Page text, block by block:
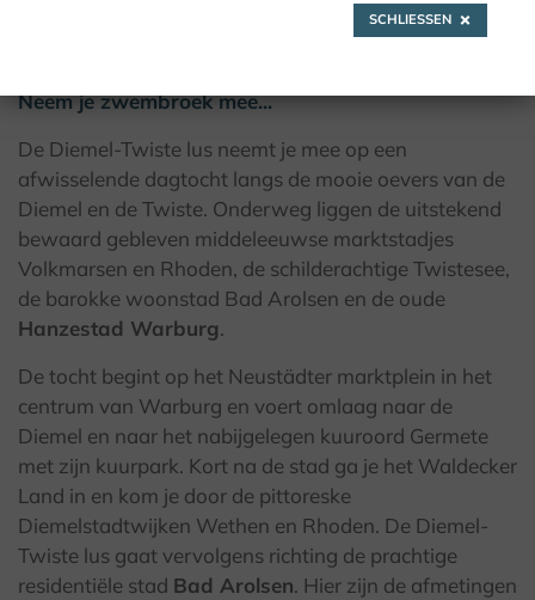
Neem je zwembroek mee...
De Diemel-Twiste lus neemt je mee op een
afwisselende dagtocht langs de mooie oevers van de
Diemel en de Twiste. Onderweg liggen de uitstekend
bewaard gebleven middeleeuwse marktstadjes
Volkmarsen en Rhoden, de schilderachtige Twistesee,
de barokke woonstad Bad Arolsen en de oude
Hanzestad Warburg.
De tocht begint op het Neustädter marktplein in het
centrum van Warburg en voert omlaag naar de
Diemel en naar het nabijgelegen kuuroord Germete
met zijn kuurpark. Kort na de stad ga je het Waldecker
Land in en kom je door de pittoreske
Diemelstadtwijken Wethen en Rhoden. De Diemel-
Twiste lus gaat vervolgens richting de prachtige
residentiële stad Bad Arolsen. Hier zijn de afmetingen
SCHLIESSEN